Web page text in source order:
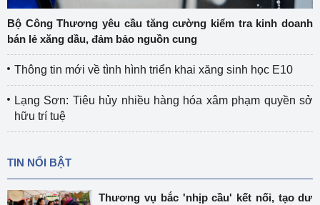
Bộ Công Thương yêu cầu tăng cường kiểm tra kinh doanh
bán lẻ xăng dầu, đảm bảo nguồn cung
Thông tin mới về tình hình triển khai xăng sinh học E10
Lạng Sơn: Tiêu hủy nhiều hàng hóa xâm phạm quyền sở
hữu trí tuệ
TIN NỔI BẬT
Thương vụ bắc 'nhịp cầu' kết nối, tạo dư